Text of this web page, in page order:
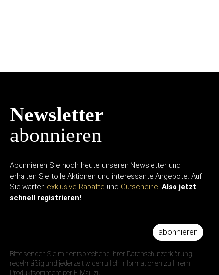
Newsletter
abonnieren
Abonnieren Sie noch heute unseren Newsletter und
erhalten Sie tolle Aktionen und interessante Angebote. Auf
Sie warten exklusive Rabatte und Gutscheine. Also jetzt
schnell registrieren!
abonnieren
Bitte senden Sie mir entsprechend Ihrer Datenschutzerklärung
regelmäßig und jederzeit widerruflich Informationen zu Ihrem
Produktsortiment per E-Mail zu.